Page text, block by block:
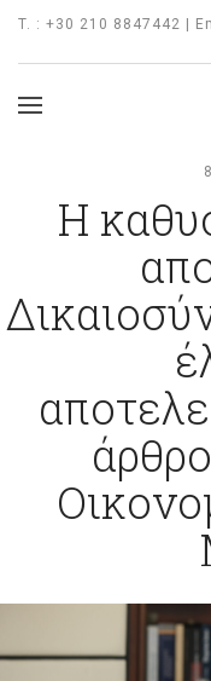
T. : +30 210 8847442 |
Η